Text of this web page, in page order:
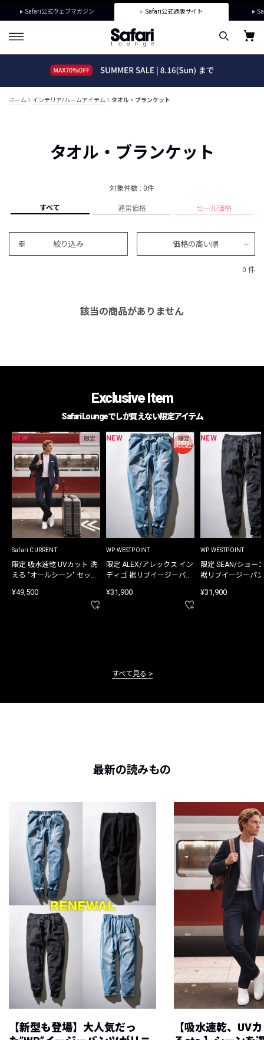
Safari公式ウェブマガジン Safari公式通販サイト
ホーム インテリア/ルームアイテム タオル・ブランケット
タオル・ブランケット
対象件数 : 0件
すべて 通常価格 セール価格
絞り込み 価格の高い順
0 件
該当の商品がありません
Exclusive Item
Safari Loungeでしか買えない限定アイテム
NEW 限定
Safari CURRENT
限定 吸水速乾 UVカット 洗
える "オールシーン" セット
¥49,500
NEW 限定
WP WESTPOINT
限定 ALEX/アレックス イン
ディゴ 裾リブイージーパン
¥31,900
NEW
WP WESTPOINT
限定 SEAN/ショー
裾リブイージーパ
¥31,900
すべて見る
最新の読みもの
【新型も登場】大人気だっ
【吸水速乾、UV